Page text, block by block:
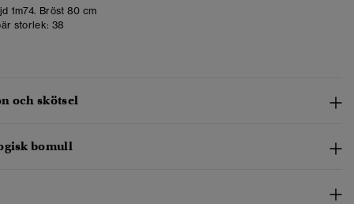
1m74. Bröst 80 cm
storlek: 38
och skötsel
bomull